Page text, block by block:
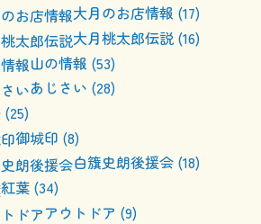
大月のお店情報 (17)
大月桃太郎伝説 (16)
山の情報 (53)
あじさい (28)
御城印 (8)
白籏史朗後援会 (18)
紅葉 (34)
アウトドア (9)